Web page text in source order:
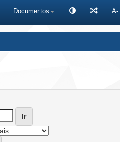
Documentos A-